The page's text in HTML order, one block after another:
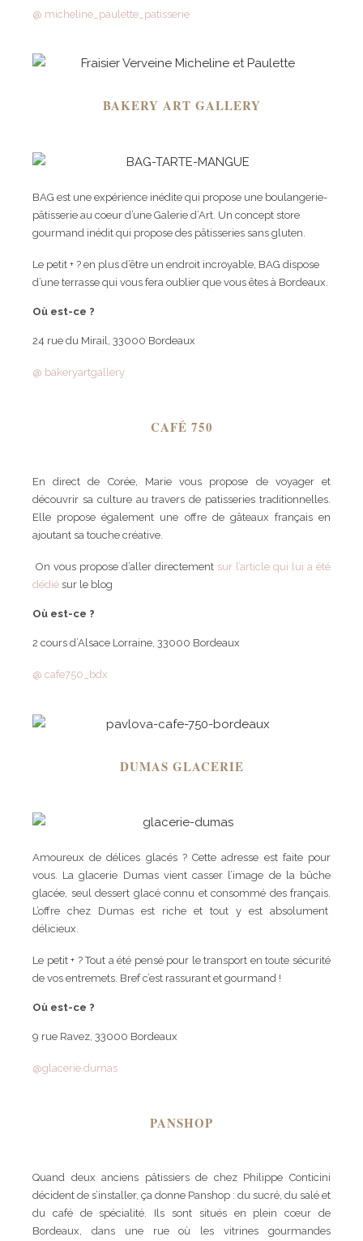
@ micheline_paulette_patisserie
BAKERY ART GALLERY
BAG est une expérience inédite qui propose une boulangerie-
pâtisserie au coeur d’une Galerie d’Art. Un concept store
gourmand inédit qui propose des pâtisseries sans gluten.
Le petit + ? en plus d’être un endroit incroyable, BAG dispose
d’une terrasse qui vous fera oublier que vous êtes à Bordeaux.
Où est-ce ?
24 rue du Mirail, 33000 Bordeaux
@ bakeryartgallery
CAFÉ 750
En direct de Corée, Marie vous propose de voyager et
découvrir sa culture au travers de patisseries traditionnelles.
Elle propose également une offre de gâteaux français en
ajoutant sa touche créative.
On vous propose d’aller directement sur l’article qui lui a été
dédié sur le blog
Où est-ce ?
2 cours d’Alsace Lorraine, 33000 Bordeaux
@ cafe750_bdx
DUMAS GLACERIE
Amoureux de délices glacés ? Cette adresse est faite pour
vous. La glacerie Dumas vient casser l’image de la bûche
glacée, seul dessert glacé connu et consommé des français.
L’offre chez Dumas est riche et tout y est absolument
délicieux.
Le petit + ? Tout a été pensé pour le transport en toute sécurité
de vos entremets. Bref c’est rassurant et gourmand !
Où est-ce ?
9 rue Ravez, 33000 Bordeaux
@glacerie.dumas
PANSHOP
Quand deux anciens pâtissiers de chez Philippe Conticini
décident de s’installer, ça donne Panshop : du sucré, du salé et
du café de spécialité. Ils sont situés en plein cœur de
Bordeaux, dans une rue où les vitrines gourmandes